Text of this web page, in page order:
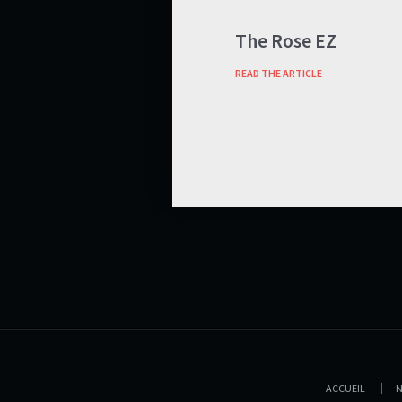
The Rose EZ
READ THE ARTICLE
ACCUEIL